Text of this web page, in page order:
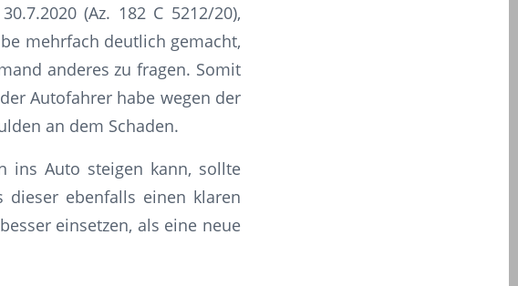
(Az. 182 C 5212/20),
mehrfach deutlich gemacht,
anderes zu fragen. Somit
Autofahrer habe wegen der
an dem Schaden.
ins Auto steigen kann, sollte
ebenfalls einen klaren
einsetzen, als eine neue